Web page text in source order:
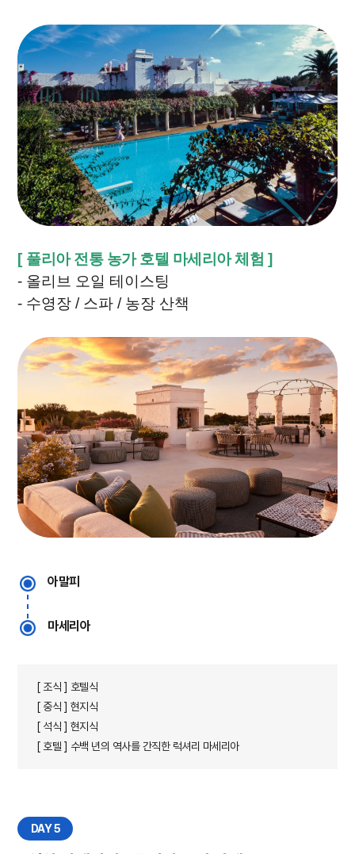
[ 풀리아 전통 농가 호텔 마세리아 체험 ]
- 올리브 오일 테이스팅
- 수영장 / 스파 / 농장 산책
아말피
마세리아
[ 조식 ] 호텔식
[ 중식 ] 현지식
[ 석식 ] 현지식
[ 호텔 ] 수백 년의 역사를 간직한 럭셔리 마세리아
DAY 5